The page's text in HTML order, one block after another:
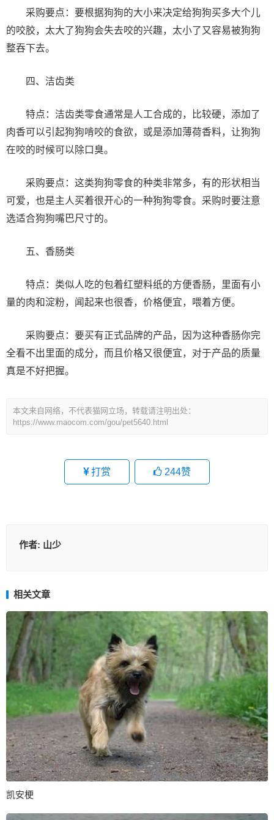
采购要点：要根据狗狗的大小来决定给狗狗买多大个儿
的咬胶，太大了狗狗会失去咬的兴趣，太小了又容易被狗狗
整吞下去。
四、洁齿类
特点：洁齿类零食通常是人工合成的，比较硬，添加了
肉香可以引起狗狗啃咬的食欲，或是添加薄荷香料，让狗狗
在咬的时候可以除口臭。
采购要点：这类狗狗零食的种类非常多，有的形状相当
可爱，也是主人买着很开心的一种狗狗零食。采购时要注意
选适合狗狗嘴巴尺寸的。
五、香肠类
特点：类似人吃的包着红塑料纸的方便香肠，里面有小
量的肉和淀粉，闻起来也很香，价格便宜，喂着方便。
采购要点：要买有正式品牌的产品，因为这种香肠你完
全看不出里面的成分，而且价格又很便宜，对于产品的质量
真是不好把握。
本文来自网络，不代表猫网立场，转载请注明出处：
https://www.maocom.com/gou/pet5640.html
打赏 244赞
作者: 山少
相关文章
凯安梗